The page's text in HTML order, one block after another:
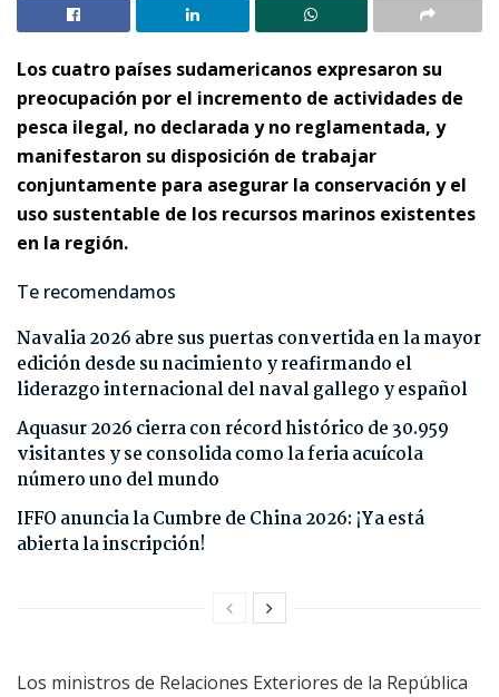
Los cuatro países sudamericanos expresaron su
preocupación por el incremento de actividades de
pesca ilegal, no declarada y no reglamentada, y
manifestaron su disposición de trabajar
conjuntamente para asegurar la conservación y el
uso sustentable de los recursos marinos existentes
en la región.
Te recomendamos
Navalia 2026 abre sus puertas convertida en la mayor
edición desde su nacimiento y reafirmando el
liderazgo internacional del naval gallego y español
Aquasur 2026 cierra con récord histórico de 30.959
visitantes y se consolida como la feria acuícola
número uno del mundo
IFFO anuncia la Cumbre de China 2026: ¡Ya está
abierta la inscripción!
Los ministros de Relaciones Exteriores de la República